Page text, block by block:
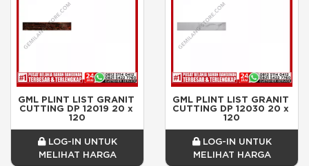
GML PLINT LIST GRANIT
CUTTING DP 12019 20 x
120
LOG-IN UNTUK
MELIHAT HARGA
GML PLINT LIST GRANIT
CUTTING DP 12030 20 x
120
LOG-IN UNTUK
MELIHAT HARGA